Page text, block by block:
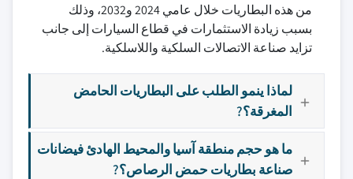
من هذه البطاريات خلال عامي 2024 و2032، وذلك
بسبب زيادة الاستثمارات في قطاع السيارات إلى جانب
تزايد صناعة الاتصالات السلكية واللاسلكية.
لماذا ينمو الطلب على البطاريات الحامض
المغرقة؟?
ما هو حجم منطقة آسيا والمحيط الهادئ فيضانات
صناعة بطاريات حمض الرصاص؟?